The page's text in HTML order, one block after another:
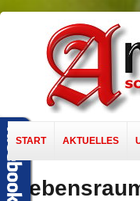
START AKTUELLES